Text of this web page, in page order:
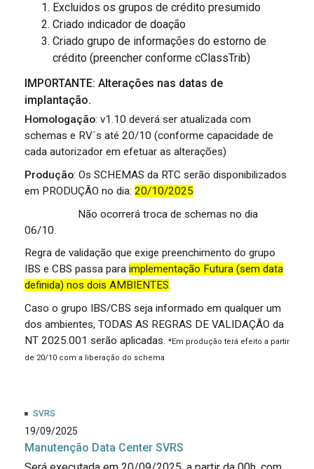
Excluidos os grupos de crédito presumido
Criado indicador de doação
Criado grupo de informações do estorno de
crédito (preencher conforme cClassTrib)
IMPORTANTE: Alterações nas datas de
implantação.
Homologação: v1.10 deverá ser atualizada com
schemas e RV´s até 20/10 (conforme capacidade de
cada autorizador em efetuar as alterações)
Produção: Os SCHEMAS da RTC serão disponibilizados
em PRODUÇÃO no dia: 20/10/2025
Não ocorrerá troca de schemas no dia
06/10.
Regra de validação que exige preenchimento do grupo
IBS e CBS passa para implementação Futura (sem data
definida) nos dois AMBIENTES.
Caso o grupo IBS/CBS seja informado em qualquer um
dos ambientes, TODAS AS REGRAS DE VALIDAÇÂO da
NT 2025.001 serão aplicadas. *Em produção terá efeito a partir
de 20/10 com a liberação do schema
SVRS
19/09/2025
Manutenção Data Center SVRS